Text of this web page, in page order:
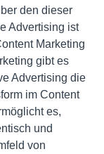
den dieser
Advertising ist
Marketing
gibt es
Advertising die
im Content
es,
und
von